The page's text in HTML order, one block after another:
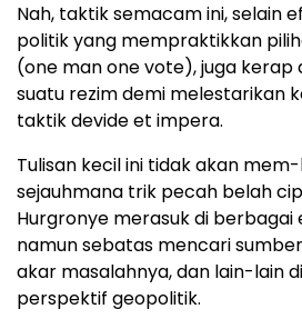
Nah, taktik semacam ini, selain
politik yang mempraktikkan
(one man one vote), juga kerap
suatu rezim demi melestarikan
taktik devide et impera.
Tulisan kecil ini tidak akan
sejauhmana trik pecah belah
Hurgronye merasuk di berbagai
namun sebatas mencari
akar masalahnya, dan lain-lain
perspektif geopolitik.